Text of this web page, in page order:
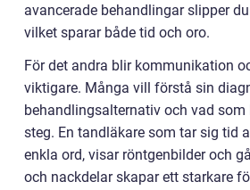
avancerade behandlingar slipper
vilket sparar både tid och oro.
För det andra blir kommunikation
viktigare. Många vill förstå sin
behandlingsalternativ och vad som
steg. En tandläkare som tar sig tid
enkla ord, visar röntgenbilder och
och nackdelar skapar ett starkare